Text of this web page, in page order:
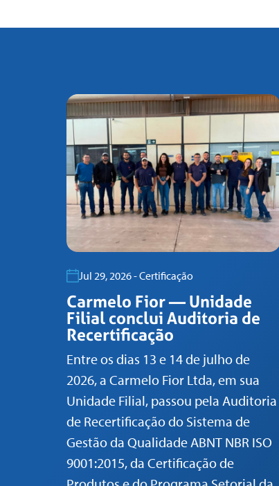
Jul 29, 2026 - Certificação
Carmelo Fior — Unidade
Filial conclui Auditoria de
Recertificação
Entre os dias 13 e 14 de julho de
2026, a Carmelo Fior Ltda, em sua
Unidade Filial, passou pela Auditoria
de Recertificação do Sistema de
Gestão da Qualidade ABNT NBR ISO
9001:2015, da Certificação de